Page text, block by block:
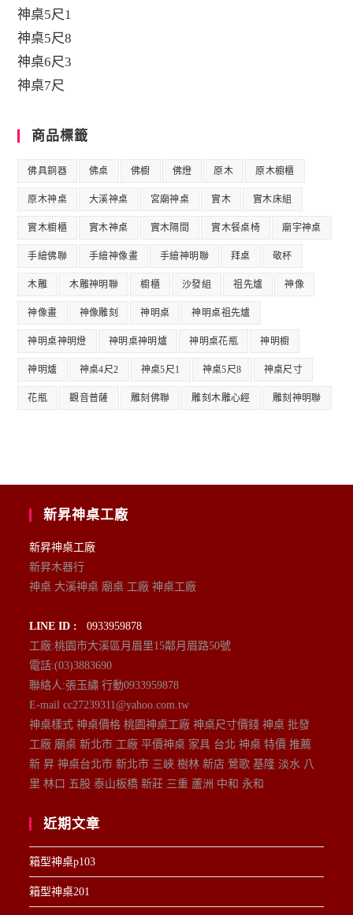
神桌5尺1
神桌5尺8
神桌6尺3
神桌7尺
商品標籤
佛具銅器 佛桌 佛櫥 佛燈 原木 原木櫥櫃
原木神桌 大溪神桌 宮廟神桌 實木 實木床組
實木櫥櫃 實木神桌 實木隔間 實木餐桌椅 廟宇神桌
手繪佛聯 手繪神像畫 手繪神明聯 拜桌 敬杯
木雕 木雕神明聯 櫥櫃 沙發組 祖先爐 神像
神像畫 神像雕刻 神明桌 神明桌祖先爐
神明桌神明燈 神明桌神明爐 神明桌花瓶 神明櫥
神明爐 神桌4尺2 神桌5尺1 神桌5尺8 神桌尺寸
花瓶 觀音普薩 雕刻佛聯 雕刻木雕心經 雕刻神明聯
新昇神桌工廠
新昇神桌工廠
新昇木器行
神桌 大溪神桌 廟桌 工廠 神桌工廠
LINE ID :
0933959878
工廠:桃園市大溪區月眉里15鄰月眉路50號
電話:(03)3883690
聯絡人:張玉繡 行動0933959878
E-mail cc27239311@yahoo.com.tw
神桌樣式 神桌價格 桃園神桌工廠 神桌尺寸價錢 神桌 批發
工廠 廟桌 新北市 工廠 平價神桌 家具 台北 神桌 特價 推薦
新 昇 神桌台北市 新北市 三峽 樹林 新店 鶯歌 基隆 淡水 八
里 林口 五股 泰山板橋 新莊 三重 蘆洲 中和 永和
近期文章
箱型神桌p103
箱型神桌201